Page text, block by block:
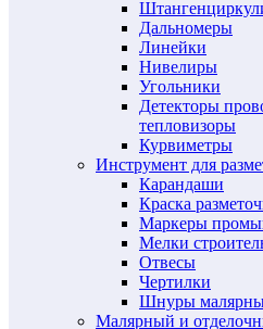
Дальномеры
Линейки
Нивелиры
Угольники
Детекторы
тепловизоры
Курвиметры
Инструмент для
Карандаши
Краска
Маркеры
Мелки
Отвесы
Чертилки
Шнуры
Малярный и